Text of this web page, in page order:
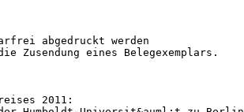
abgedruckt werden
Zusendung eines Belegexemplars.
2011: